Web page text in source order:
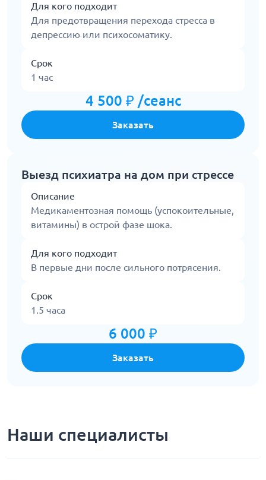
Для кого подходит
Для предотвращения перехода стресса в
депрессию или психосоматику.
Срок
1 час
4 500 ₽ /сеанс
Заказать
Выезд психиатра на дом при стрессе
Описание
Медикаментозная помощь (успокоительные,
витамины) в острой фазе шока.
Для кого подходит
В первые дни после сильного потрясения.
Срок
1.5 часа
6 000 ₽
Заказать
Наши специалисты